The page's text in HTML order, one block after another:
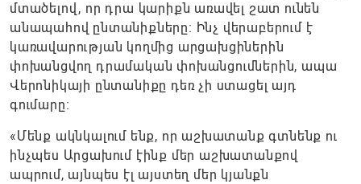
մտածելով, որ դրա կարիքն առավել շատ ունեն
անապահով ընտանիքները։ Ինչ վերաբերում է
կառավարության կողմից արցախցիներին
փոխանցվող դրամական փոխանցումներին, ապա
Վերոնիկայի ընտանիքը դեռ չի ստացել այդ
գումարը։
«Մենք ակնկալում ենք, որ աշխատանք գտնենք ու
ինչպես Արցախում էինք մեր աշխատանքով
ապրում, այնպես էլ այստեղ մեր կյանքն